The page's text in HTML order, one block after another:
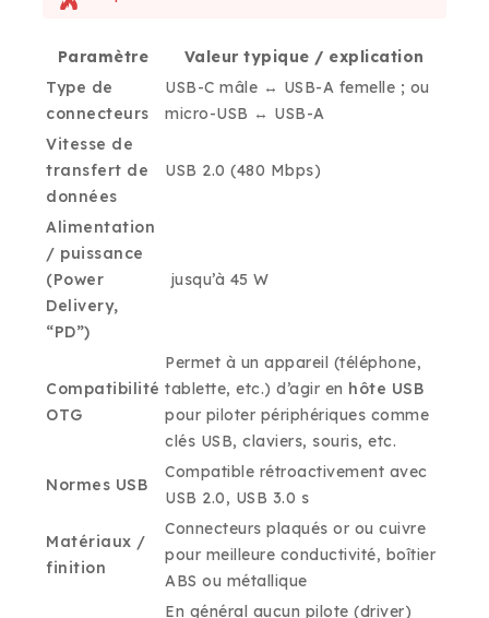
Vente rapide ! Plus de 3 personnes ont ce
produit dans leur panier
Paramètre
Valeur typique / explication
Type de
connecteurs
USB-C mâle ↔ USB-A femelle ; ou
micro-USB ↔ USB-A
Vitesse de
transfert de
données
USB 2.0 (480 Mbps)
Alimentation
/ puissance
(Power
Delivery,
“PD”)
jusqu’à 45 W
Compatibilité
OTG
Permet à un appareil (téléphone,
tablette, etc.) d’agir en hôte USB
pour piloter périphériques comme
clés USB, claviers, souris, etc.
Normes USB
Compatible rétroactivement avec
USB 2.0, USB 3.0 s
Matériaux /
finition
Connecteurs plaqués or ou cuivre
pour meilleure conductivité, boîtier
ABS ou métallique
En général aucun pilote (driver)